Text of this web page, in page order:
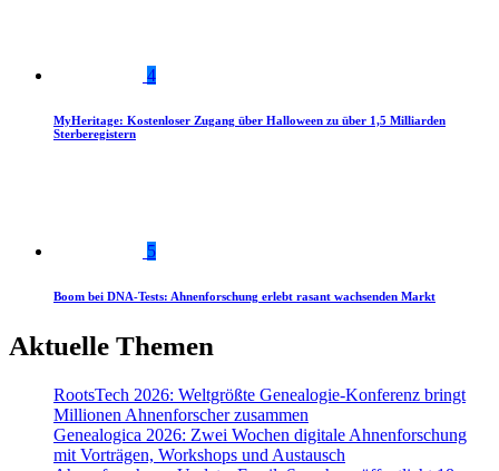
4
MyHeritage: Kostenloser Zugang über Halloween zu über 1,5 Milliarden
Sterberegistern
5
Boom bei DNA-Tests: Ahnenforschung erlebt rasant wachsenden Markt
Aktuelle Themen
RootsTech 2026: Weltgrößte Genealogie-Konferenz bringt
Millionen Ahnenforscher zusammen
Genealogica 2026: Zwei Wochen digitale Ahnenforschung
mit Vorträgen, Workshops und Austausch